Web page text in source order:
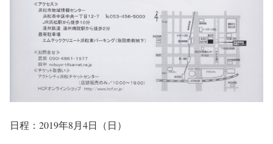
日程：2019年8月4日（日）